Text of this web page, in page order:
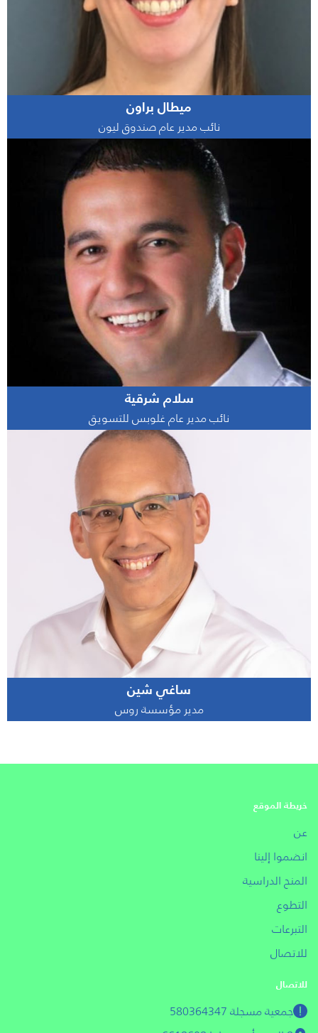
ميطال براون
نائب مدير عام صندوق ليون
سلام شرقية
نائب مدير عام غلوبس للتسويق
ساغي شين
مدير مؤسسة روس
خريطة الموقع
عن
انضموا إلينا
المنح الدراسية
التطوع
التبرعات
للاتصال
للاتصال
جمعية مسجلة 580364347